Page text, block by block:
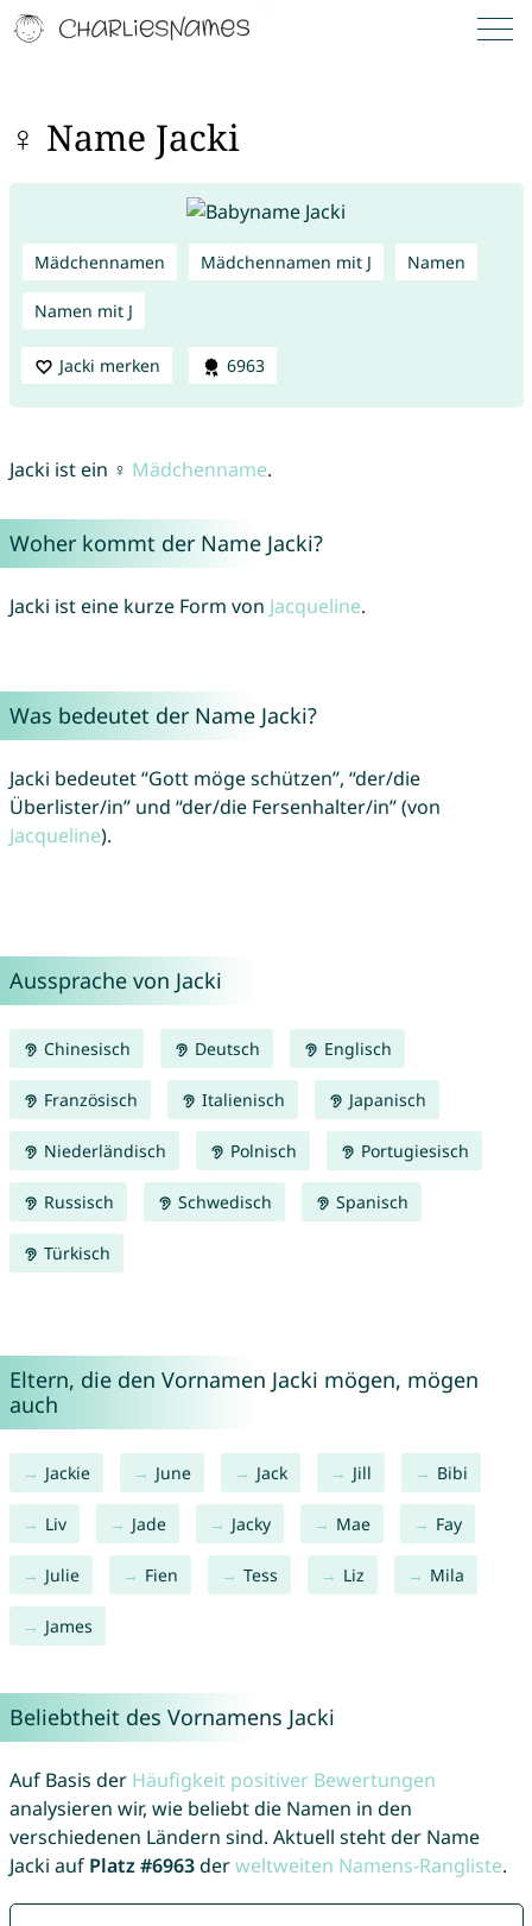
♀ Name Jacki
Mädchennamen Mädchennamen mit J Namen
Namen mit J
Jacki merken 6963
Jacki ist ein ♀ Mädchenname.
Woher kommt der Name Jacki?
Jacki ist eine kurze Form von Jacqueline.
Was bedeutet der Name Jacki?
Jacki bedeutet “Gott möge schützen”, “der/die
Überlister/in” und “der/die Fersenhalter/in” (von
Jacqueline).
Aussprache von Jacki
Chinesisch Deutsch Englisch
Französisch Italienisch Japanisch
Niederländisch Polnisch Portugiesisch
Russisch Schwedisch Spanisch
Türkisch
Eltern, die den Vornamen Jacki mögen, mögen
auch
Jackie June Jack Jill Bibi
Liv Jade Jacky Mae Fay
Julie Fien Tess Liz Mila
James
Beliebtheit des Vornamens Jacki
Auf Basis der Häufigkeit positiver Bewertungen
analysieren wir, wie beliebt die Namen in den
verschiedenen Ländern sind. Aktuell steht der Name
Jacki auf Platz #6963derweltweiten Namens-Rangliste.